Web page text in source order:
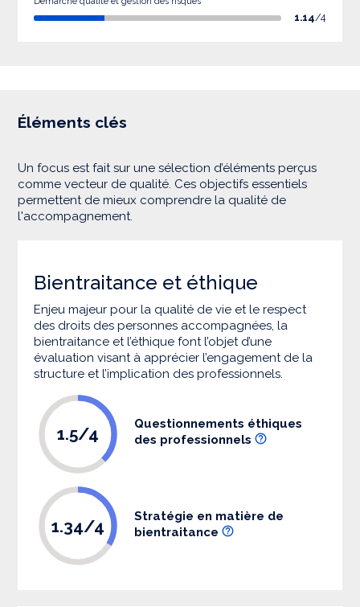
1.14/4
Éléments clés
Un focus est fait sur une sélection d’éléments perçus
comme vecteur de qualité. Ces objectifs essentiels
permettent de mieux comprendre la qualité de
l'accompagnement.
Bientraitance et éthique
Enjeu majeur pour la qualité de vie et le respect
des droits des personnes accompagnées, la
bientraitance et l’éthique font l’objet d’une
évaluation visant à apprécier l’engagement de la
structure et l’implication des professionnels.
1.5/4
Questionnements éthiques
des professionnels
1.34/4
Stratégie en matière de
bientraitance